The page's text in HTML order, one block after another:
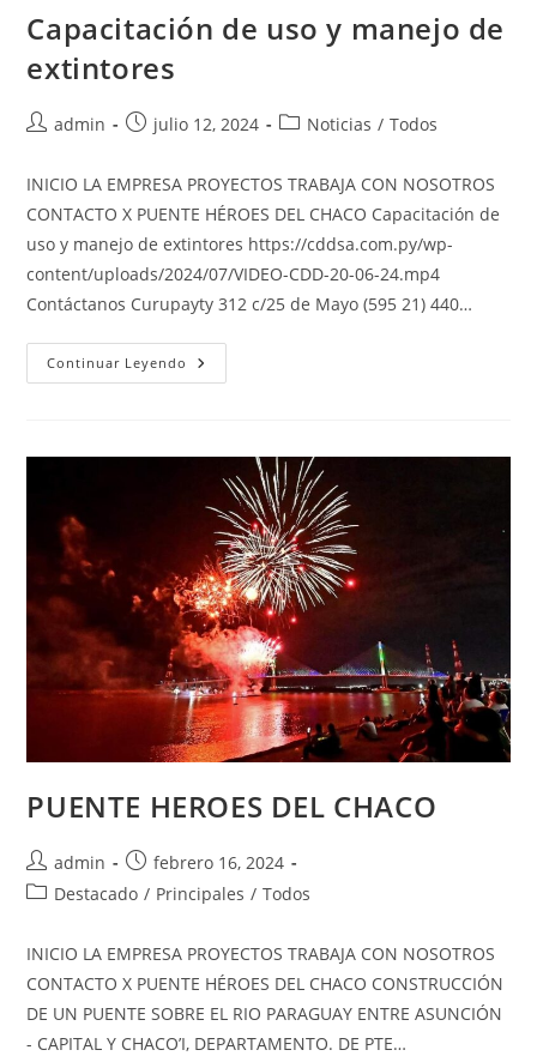
Capacitación de uso y manejo de
extintores
admin julio 12, 2024 Noticias / Todos
INICIO LA EMPRESA PROYECTOS TRABAJA CON NOSOTROS
CONTACTO X PUENTE HÉROES DEL CHACO Capacitación de
uso y manejo de extintores https://cddsa.com.py/wp-
content/uploads/2024/07/VIDEO-CDD-20-06-24.mp4
Contáctanos Curupayty 312 c/25 de Mayo (595 21) 440…
Continuar Leyendo
PUENTE HEROES DEL CHACO
admin
febrero 16, 2024
Destacado / Principales / Todos
INICIO LA EMPRESA PROYECTOS TRABAJA CON NOSOTROS
CONTACTO X PUENTE HÉROES DEL CHACO CONSTRUCCIÓN
DE UN PUENTE SOBRE EL RIO PARAGUAY ENTRE ASUNCIÓN
- CAPITAL Y CHACO’I, DEPARTAMENTO. DE PTE…